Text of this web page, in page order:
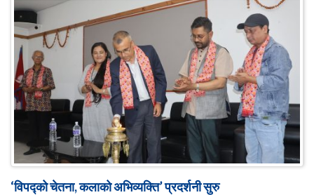
‘विपद्को चेतना, कलाको अभिव्यक्ति’ प्रदर्शनी सुरु